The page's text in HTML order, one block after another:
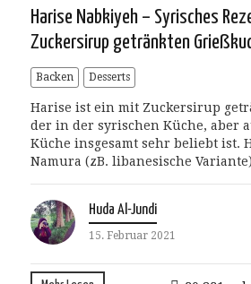
Harise Nabkiyeh – Syrisches
Zuckersirup getränkten
Backen Desserts
Harise ist ein mit Zuckersirup
der in der syrischen Küche, aber
Küche insgesamt sehr beliebt ist.
Namura (zB. libanesische
Huda Al-Jundi
15. Februar 2021